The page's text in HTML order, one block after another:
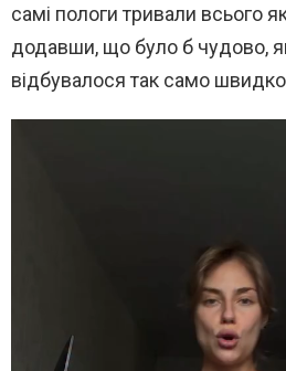
самі пологи тривали всього
додавши, що було б чудово,
відбувалося так само швидко